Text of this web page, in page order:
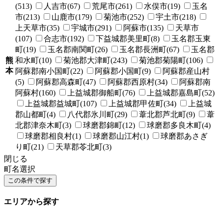
熊
本
(513)
人吉市(67) 荒尾市(261) 水俣市(19)
玉名
市(213)
山鹿市(179) 菊池市(252)
宇土市(218)
上天草市(35)
宇城市(291) 阿蘇市(135)
天草市
(107)
合志市(192) 下益城郡美里町(8)
玉名郡玉東
町(19)
玉名郡南関町(26) 玉名郡長洲町(67)
玉名郡
和水町(10)
菊池郡大津町(243)
菊池郡菊陽町(106)
阿蘇郡南小国町(22)
阿蘇郡小国町(9)
阿蘇郡産山村
(5)
阿蘇郡高森町(47) 阿蘇郡西原村(34)
阿蘇郡南
阿蘇村(160)
上益城郡御船町(76)
上益城郡嘉島町(52)
上益城郡益城町(107)
上益城郡甲佐町(34)
上益城
郡山都町(4)
八代郡氷川町(29) 葦北郡芦北町(9)
葦
北郡津奈木町(3)
球磨郡錦町(12)
球磨郡多良木町(4)
球磨郡相良村(1)
球磨郡山江村(1)
球磨郡あさぎ
り町(21)
天草郡苓北町(3)
閉じる
町名選択
エリアから探す